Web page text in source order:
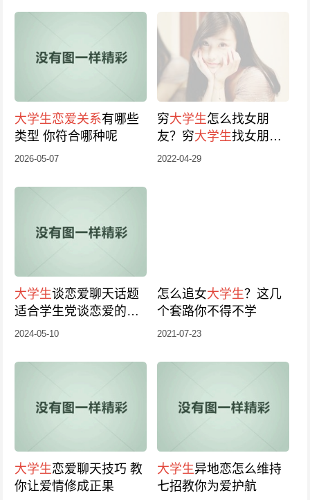
大学生恋爱关系有哪些
类型 你符合哪种呢
2026-05-07
穷大学生怎么找女朋
友？穷大学生找女朋友
的方法
2022-04-29
大学生谈恋爱聊天话题
适合学生党谈恋爱的聊
天话题
2024-05-10
怎么追女大学生？这几
个套路你不得不学
2021-07-23
大学生恋爱聊天技巧 教
你让爱情修成正果
大学生异地恋怎么维持
七招教你为爱护航